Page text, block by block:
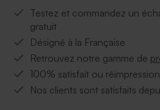
Testez et commandez un
gratuit
Désigné à la Française
Retrouvez notre gamme de
100% satisfait ou
Nos clients sont satisfaits